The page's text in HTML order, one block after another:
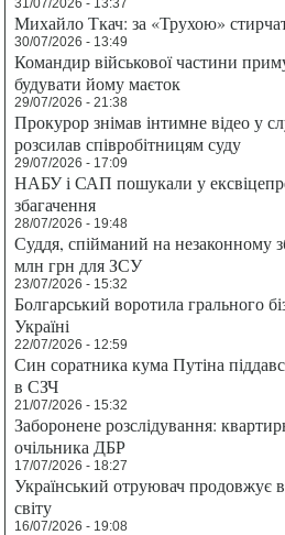
Михайло Ткач: за «Трухою»
30/07/2026 - 13:49
Командир військової частини
будувати йому маєток
29/07/2026 - 21:38
Прокурор знімав інтимне відео у
розсилав співробітницям суду
29/07/2026 - 17:09
НАБУ і САП пошукали у
збагачення
28/07/2026 - 19:48
Суддя, спійманий на незаконному
млн грн для ЗСУ
23/07/2026 - 15:32
Болгарський воротила грального
Україні
22/07/2026 - 12:59
Син соратника кума Путіна
в СЗЧ
21/07/2026 - 15:32
Заборонене розслідування:
очільника ДБР
17/07/2026 - 18:27
Український отруювач продовжує
світу
16/07/2026 - 19:08